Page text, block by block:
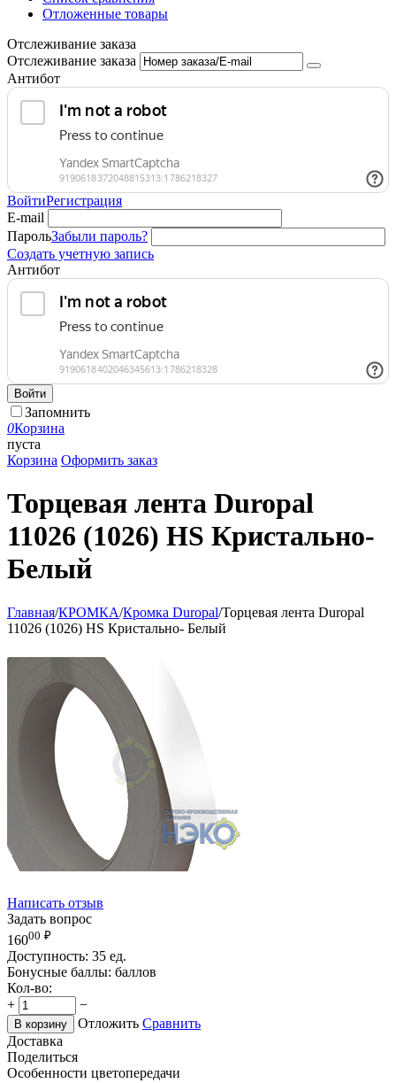
Отложенные товары
Отслеживание заказа
Отслеживание заказа
Антибот
ВойтиРегистрация
E-mail
ПарольЗабыли пароль?
Создать учетную запись
Антибот
Войти
Запомнить
0Корзина
пуста
Корзина Оформить заказ
Торцевая лента Duropal
11026 (1026) HS Кристально-
Белый
Главная/КРОМКА/Кромка Duropal/Торцевая лента Duropal
11026 (1026) HS Кристально- Белый
Написать отзыв
Задать вопрос
16000 ₽
Доступность: 35 ед.
Бонусные баллы: баллов
Кол-во:
+
−
В корзину Отложить Сравнить
Доставка
Поделиться
Особенности цветопередачи